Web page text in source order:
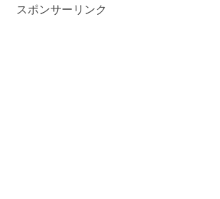
スポンサーリンク